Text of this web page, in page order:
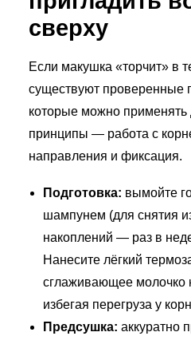
сверху
Если макушка «торчит» в
существуют
которые можно
принципы — работа с
направления и фиксация.
Подготовка: вымойте
шампунем (для снятия
накоплений — раз в
Нанесите лёгкий
сглаживающее молочко
избегая перегруза у
Предсушка: аккуратно